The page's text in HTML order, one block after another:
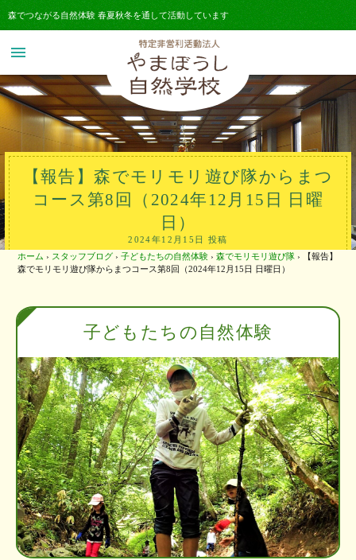
森でつながる自然体験 春夏秋冬を通して活動しています
menu
【報告】森でモリモリ遊び隊からまつ
コース第8回（2024年12月15日 日曜
日）
2024年12月15日 投稿
ホーム › スタッフブログ › 子どもたちの自然体験 › 森でモリモリ遊び隊 › 【報告】
森でモリモリ遊び隊からまつコース第8回（2024年12月15日 日曜日）
子どもたちの自然体験